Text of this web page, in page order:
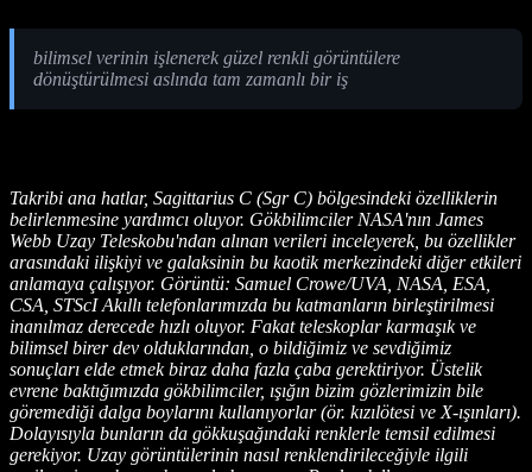
bilimsel verinin işlenerek güzel renkli görüntülere
dönüştürülmesi aslında tam zamanlı bir iş
Takribi ana hatlar, Sagittarius C (Sgr C) bölgesindeki özelliklerin
belirlenmesine yardımcı oluyor. Gökbilimciler NASA'nın James
Webb Uzay Teleskobu'ndan alınan verileri inceleyerek, bu özellikler
arasındaki ilişkiyi ve galaksinin bu kaotik merkezindeki diğer etkileri
anlamaya çalışıyor. Görüntü: Samuel Crowe/UVA, NASA, ESA,
CSA, STScI Akıllı telefonlarımızda bu katmanların birleştirilmesi
inanılmaz derecede hızlı oluyor. Fakat teleskoplar karmaşık ve
bilimsel birer dev olduklarından, o bildiğimiz ve sevdiğimiz
sonuçları elde etmek biraz daha fazla çaba gerektiriyor. Üstelik
evrene baktığımızda gökbilimciler, ışığın bizim gözlerimizin bile
göremediği dalga boylarını kullanıyorlar (ör. kızılötesi ve X-ışınları).
Dolayısıyla bunların da gökkuşağındaki renklerle temsil edilmesi
gerekiyor. Uzay görüntülerinin nasıl renklendirileceğiyle ilgili